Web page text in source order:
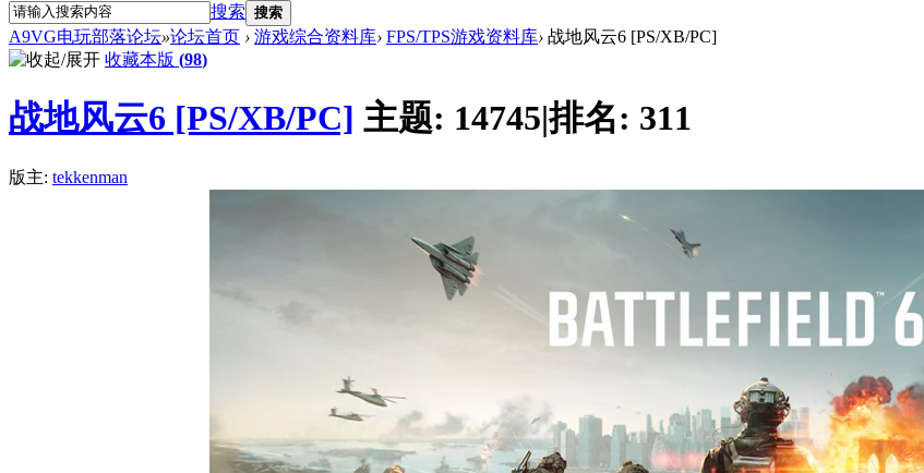
搜索 搜索
A9VG电玩部落论坛»论坛首页 › 游戏综合资料库› FPS/TPS游戏资料库› 战地风云6 [PS/XB/PC]
收藏本版 (98)
战地风云6 [PS/XB/PC] 主题: 14745|排名: 311
版主: tekkenman